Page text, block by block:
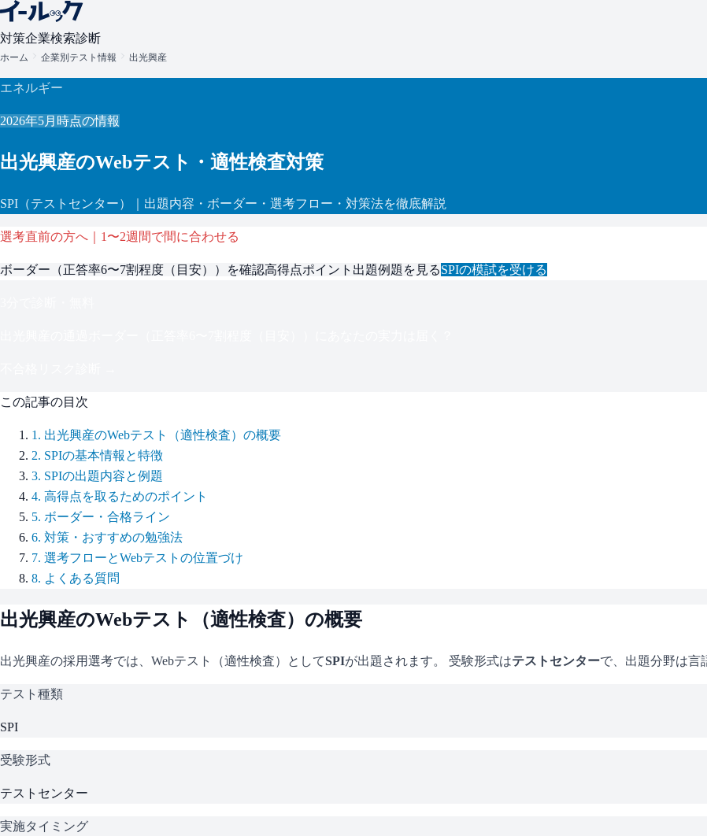
対策企業検索診断
ホーム 企業別テスト情報 出光興産
エネルギー
2026年5月 時点の情報
出光興産のWebテスト・適性検査対策
SPI （テストセンター） ｜出題内容・ボーダー・選考フロー・対策法を徹底解説
選考直前の方へ｜1〜2週間で間に合わせる
ボーダー（正答率6〜7割程度（目安） ）を確認高得点ポイント 出題例題を見るSPIの模試を受ける
この記事の目次
1 . 出光興産のWebテスト（適性検査）の概要
2. SPIの基本情報と特徴
3. SPIの出題内容と例題
4. 高得点を取るためのポイント
5. ボーダー・合格ライン
6. 対策・おすすめの勉強法
7. 選考フローとWebテストの位置づけ
8. よくある質問
出光興産のWebテスト（適性検査）の概要
出光興産の採用選考では、Webテスト（適性検査）としてSPIが出題されます。 受験形式はテストセンターで、 出題分野は言
テスト種類
SPI
受験形式
テストセンター
実施タイミング